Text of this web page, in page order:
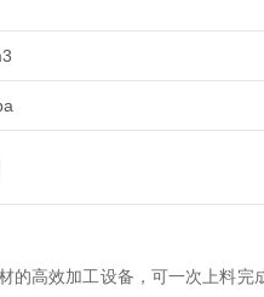
高效加工设备，可一次上料完